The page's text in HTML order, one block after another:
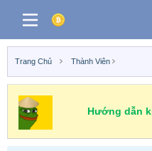
Trang Chủ Thành Viên
Hướng dẫn